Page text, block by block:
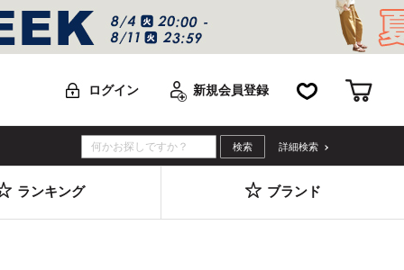
ログイン 新規会員登録 お気に入り
詳細検索
ランキング ブランド